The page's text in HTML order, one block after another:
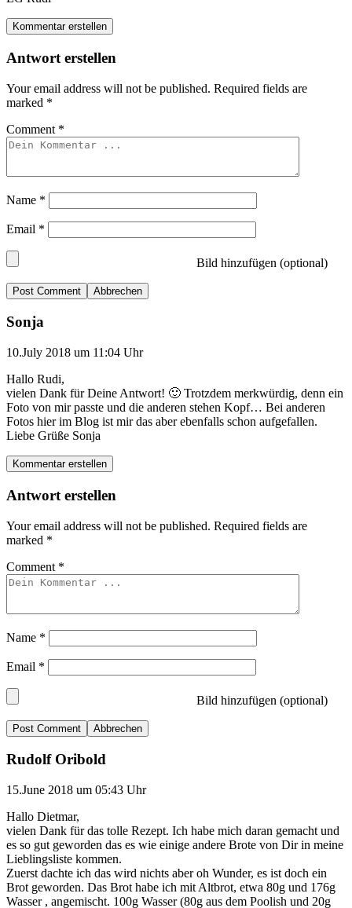
Kommentar erstellen
Antwort erstellen
Your email address will not be published. Required fields are
marked *
Comment *
Name *
Email *
Bild hinzufügen (optional)
Abbrechen
Sonja
10.July 2018 um 11:04 Uhr
Hallo Rudi,
vielen Dank für Deine Antwort! 🙂 Trotzdem merkwürdig, denn ein
Foto von mir passte und die anderen stehen Kopf… Bei anderen
Fotos hier im Blog ist mir das aber ebenfalls schon aufgefallen.
Liebe Grüße Sonja
Kommentar erstellen
Antwort erstellen
Your email address will not be published. Required fields are
marked *
Comment *
Name *
Email *
Bild hinzufügen (optional)
Abbrechen
Rudolf Oribold
15.June 2018 um 05:43 Uhr
Hallo Dietmar,
vielen Dank für das tolle Rezept. Ich habe mich daran gemacht und
es so gut geworden das es wie einige andere Brote von Dir in meine
Lieblingsliste kommen.
Zuerst dachte ich das wird nichts aber oh Wunder, es ist doch ein
Brot geworden. Das Brot habe ich mit Altbrot, etwa 80g und 176g
Wasser , angemischt. 100g Wasser (80g aus dem Poolish und 20g